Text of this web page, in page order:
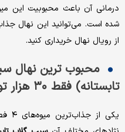
درمانی آن باعث محبوبیت این
شده است. می‌توانید این نهال
از رویال نهال خریداری کنید.
محبوب ترین نهال
تابستانه) فقط ۳۰ هزار تومان